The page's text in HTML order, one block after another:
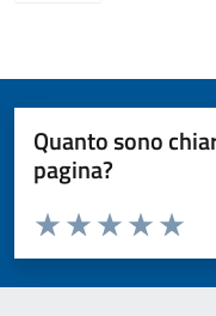
Quanto sono
pagina?
Valuta da 1 a 5 stelle la
Valuta
Valuta 4
Valuta 3 stelle
Valuta 2 stelle su 5
Valuta 1 stelle su 5